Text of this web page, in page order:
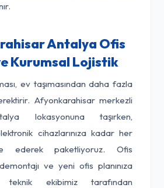
Antalya Ofis
Kurumsal Lojistik
ev taşımasından daha fazla
Afyonkarahisar merkezli
lokasyonuna taşırken,
cihazlarınıza kadar her
ederek paketliyoruz. Ofis
demontajı ve yeni ofis planınıza
ekibimiz tarafından